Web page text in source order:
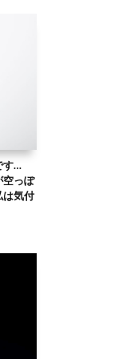
す…
空っぽ
は気付